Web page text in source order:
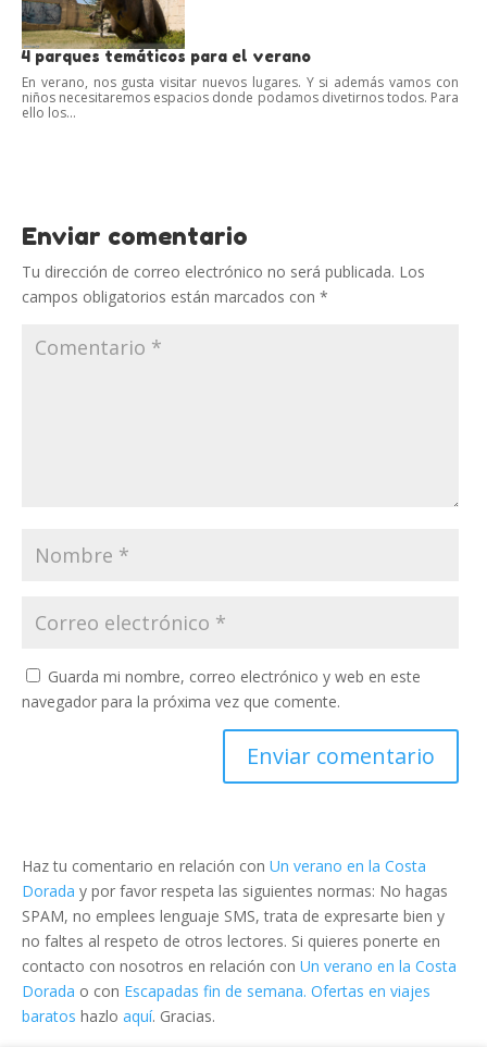
4 parques temáticos para el verano
En verano, nos gusta visitar nuevos lugares. Y si además vamos con
niños necesitaremos espacios donde podamos divetirnos todos. Para
ello los...
Enviar comentario
Tu dirección de correo electrónico no será publicada. Los
campos obligatorios están marcados con *
Guarda mi nombre, correo electrónico y web en este
navegador para la próxima vez que comente.
Haz tu comentario en relación con Un verano en la Costa
Dorada y por favor respeta las siguientes normas: No hagas
SPAM, no emplees lenguaje SMS, trata de expresarte bien y
no faltes al respeto de otros lectores. Si quieres ponerte en
contacto con nosotros en relación con Un verano en la Costa
Dorada o con Escapadas fin de semana. Ofertas en viajes
baratos hazlo aquí. Gracias.